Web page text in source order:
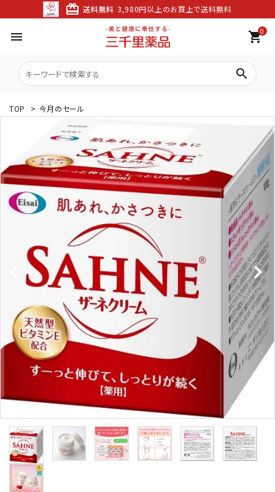
card_giftcard 送料無料 3,980円以上のお買上で送料無料
menu 0
shopping_cart
search
TOP > 今月のセール